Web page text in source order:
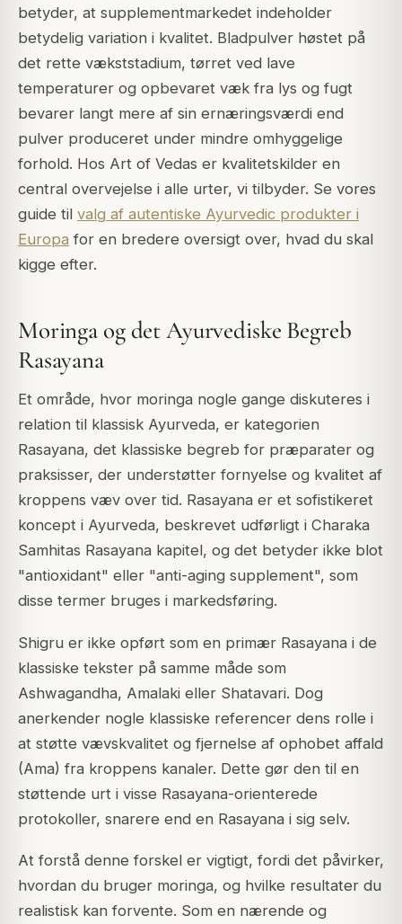
betyder, at supplementmarkedet indeholder
betydelig variation i kvalitet. Bladpulver høstet på
det rette vækststadium, tørret ved lave
temperaturer og opbevaret væk fra lys og fugt
bevarer langt mere af sin ernæringsværdi end
pulver produceret under mindre omhyggelige
forhold. Hos Art of Vedas er kvalitetskilder en
central overvejelse i alle urter, vi tilbyder. Se vores
guide til valg af autentiske Ayurvedic produkter i
Europa for en bredere oversigt over, hvad du skal
kigge efter.
Moringa og det Ayurvediske Begreb
Rasayana
Et område, hvor moringa nogle gange diskuteres i
relation til klassisk Ayurveda, er kategorien
Rasayana, det klassiske begreb for præparater og
praksisser, der understøtter fornyelse og kvalitet af
kroppens væv over tid. Rasayana er et sofistikeret
koncept i Ayurveda, beskrevet udførligt i Charaka
Samhitas Rasayana kapitel, og det betyder ikke blot
"antioxidant" eller "anti-aging supplement", som
disse termer bruges i markedsføring.
Shigru er ikke opført som en primær Rasayana i de
klassiske tekster på samme måde som
Ashwagandha, Amalaki eller Shatavari. Dog
anerkender nogle klassiske referencer dens rolle i
at støtte vævskvalitet og fjernelse af ophobet affald
(Ama) fra kroppens kanaler. Dette gør den til en
støttende urt i visse Rasayana-orienterede
protokoller, snarere end en Rasayana i sig selv.
At forstå denne forskel er vigtigt, fordi det påvirker,
hvordan du bruger moringa, og hvilke resultater du
realistisk kan forvente. Som en nærende og